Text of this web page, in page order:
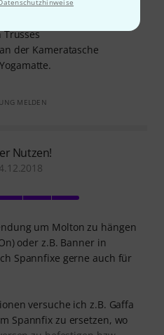
Trusses
der Kameratasche
MELDEN
Nutzen!
um Molton zu hängen
oder z.B. Banner in
Spannfixe gerne auch für
versuche ich z.B. Gaffa
Spannfix zu ersetzen, wo